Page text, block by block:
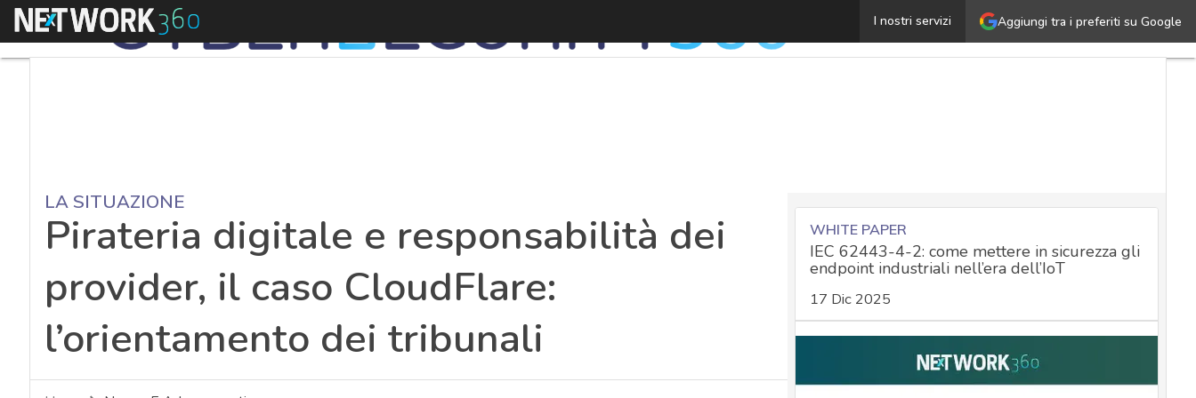
Aggiungi tra i preferiti su Google
I nostri servizi
Menu Pirateria digitale e responsabilità dei provider, il caso
LA SITUAZIONE
Pirateria digitale e responsabilità dei
provider, il caso CloudFlare:
l’orientamento dei tribunali
WHITE PAPER
IEC 62443-4-2: come mettere in sicurezza gli
endpoint industriali nell’era dell’IoT
17 Dic 2025